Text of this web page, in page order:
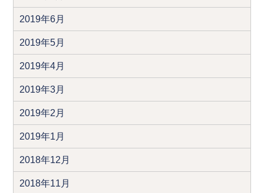
2019年6月
2019年5月
2019年4月
2019年3月
2019年2月
2019年1月
2018年12月
2018年11月